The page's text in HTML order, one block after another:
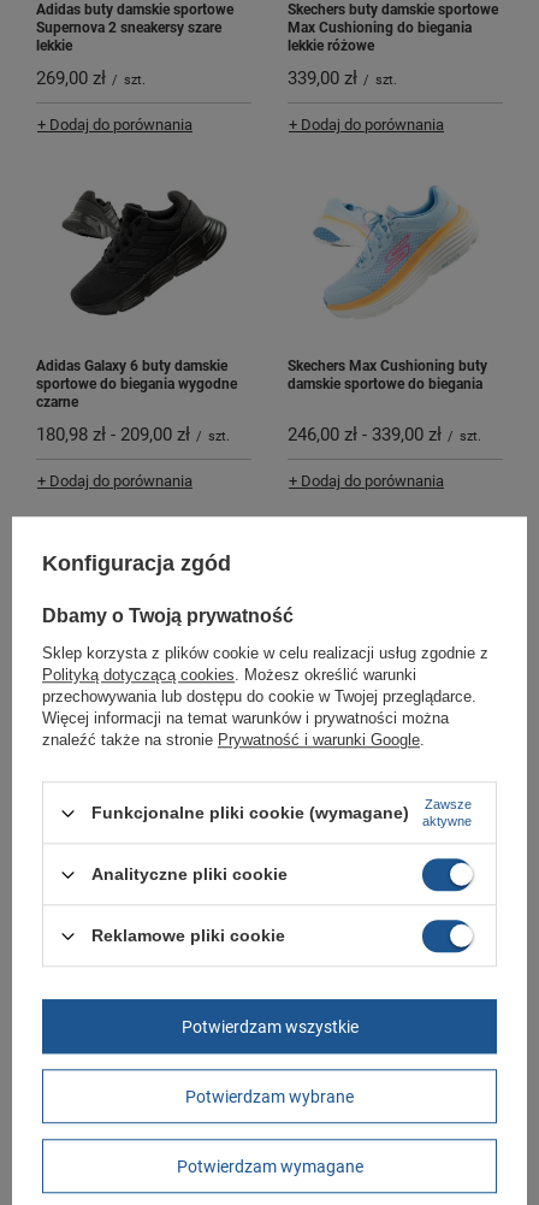
Adidas buty damskie sportowe
Supernova 2 sneakersy szare
lekkie
269,00 zł / szt.
+ Dodaj do porównania
Skechers buty damskie sportowe
Max Cushioning do biegania
lekkie różowe
339,00 zł / szt.
+ Dodaj do porównania
Adidas Galaxy 6 buty damskie
sportowe do biegania wygodne
czarne
180,98 zł - 209,00 zł / szt.
+ Dodaj do porównania
Skechers Max Cushioning buty
damskie sportowe do biegania
246,00 zł - 339,00 zł / szt.
+ Dodaj do porównania
Skechers Max Cushioning buty
damskie sportowe do biegania
Joma Speed 2512 buty sportowe
do biegania damskie wygodne
biegania damskie wygodne
279,89 zł-299,00 zł
+ Dodaj do porównania
Go Run Swirl Tech Speed
289,00 zł
+ Dodaj do porównania
Konfiguracja zgód
Dbamy o Twoją prywatność
Sklep korzysta z plików cookie w celu realizacji usług zgodnie z
Polityką dotyczącą cookies. Możesz określić warunki
przechowywania lub dostępu do cookie w Twojej przeglądarce.
Więcej informacji na temat warunków i prywatności można
znaleźć także na stronie Prywatność i warunki Google.
Funkcjonalne pliki cookie (wymagane)
Zawsze
aktywne
Analityczne pliki cookie
Reklamowe pliki cookie
Potwierdzam wybrane
Potwierdzam wymagane
Potwierdzam wszystkie